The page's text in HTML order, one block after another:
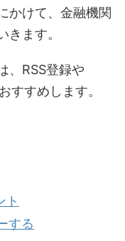
かけて、金融機関
ます。
、RSS登録や
すめします。
ト
する